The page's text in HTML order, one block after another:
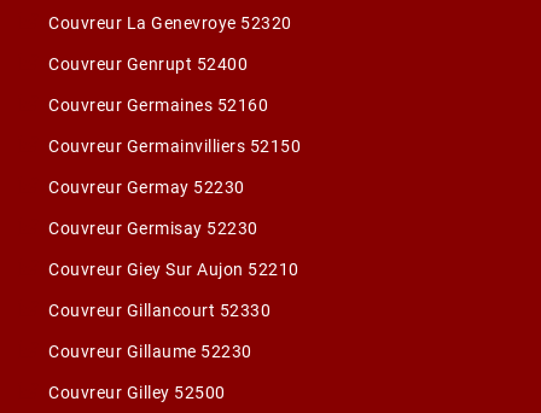
Couvreur La Genevroye 52320
Couvreur Genrupt 52400
Couvreur Germaines 52160
Couvreur Germainvilliers 52150
Couvreur Germay 52230
Couvreur Germisay 52230
Couvreur Giey Sur Aujon 52210
Couvreur Gillancourt 52330
Couvreur Gillaume 52230
Couvreur Gilley 52500